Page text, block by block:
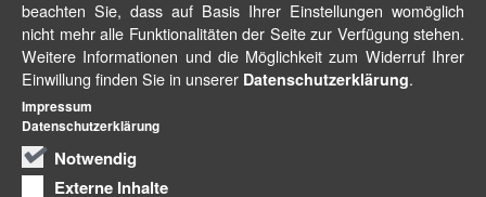
beachten Sie, dass auf Basis Ihrer Einstellungen womöglich
nicht mehr alle Funktionalitäten der Seite zur Verfügung stehen.
Weitere Informationen und die Möglichkeit zum Widerruf Ihrer
Einwillung finden Sie in unserer Datenschutzerklärung.
Notwendig
Externe Inhalte
Impressum
Datenschutzerklärung